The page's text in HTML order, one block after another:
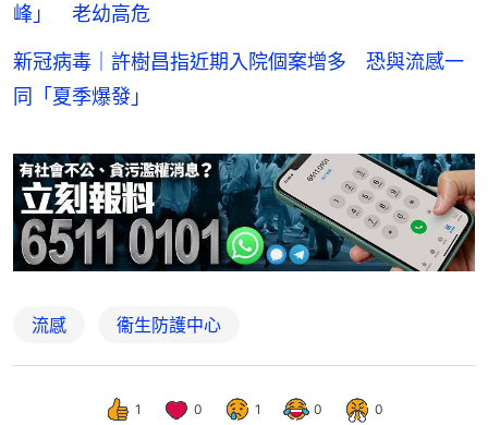
峰」 老幼高危
新冠病毒｜許樹昌指近期入院個案增多 恐與流感一
同「夏季爆發」
流感 衞生防護中心
1 0 1 0 0